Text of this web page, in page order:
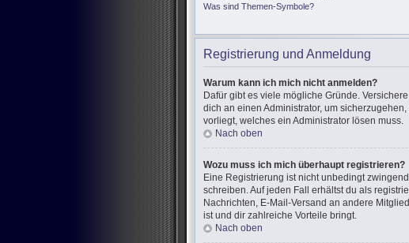
Was sind Themen-Symbole?
Registrierung und Anmeldung
Warum kann ich mich nicht anmelden?
Dafür gibt es viele mögliche Gründe.
dich an einen Administrator, um
vorliegt, welches ein Administrator lösen muss.
Nach oben
Wozu muss ich mich überhaupt registrieren?
Eine Registrierung ist nicht unbedingt
schreiben. Auf jeden Fall erhältst du als
Nachrichten, E-Mail-Versand an andere
ist und dir zahlreiche Vorteile bringt.
Nach oben